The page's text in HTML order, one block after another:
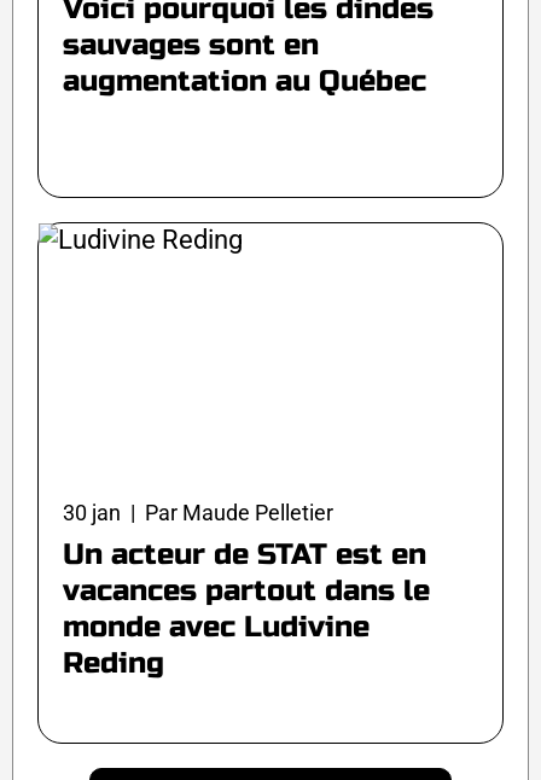
Voici pourquoi les dindes
sauvages sont en
augmentation au Québec
30 jan | Par Maude Pelletier
Un acteur de STAT est en
vacances partout dans le
monde avec Ludivine
Reding